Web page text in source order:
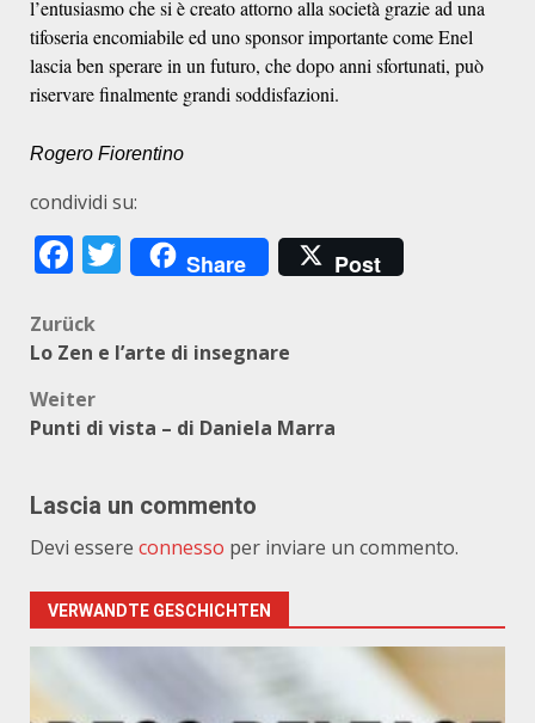
l’entusiasmo che si è creato attorno alla società grazie ad una
tifoseria encomiabile ed uno sponsor importante come Enel
lascia ben sperare in un futuro, che dopo anni sfortunati, può
riservare finalmente grandi soddisfazioni.
Rogero Fiorentino
condividi su:
Facebook
Twitter
Share Post
Beitragsnavigation
Zurück
Lo Zen e l’arte di insegnare
Weiter
Punti di vista – di Daniela Marra
Lascia un commento
Devi essere connesso per inviare un commento.
VERWANDTE GESCHICHTEN